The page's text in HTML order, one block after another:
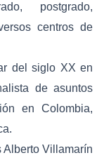
postgrado,
centros de
del siglo XX en
de asuntos
en Colombia,
Alberto Villamarín